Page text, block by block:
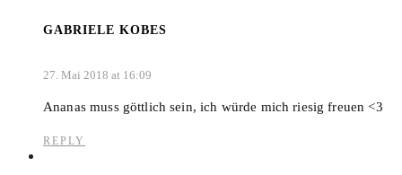
GABRIELE KOBES
27. Mai 2018 at 16:09
Ananas muss göttlich sein, ich würde mich riesig freuen <3
REPLY